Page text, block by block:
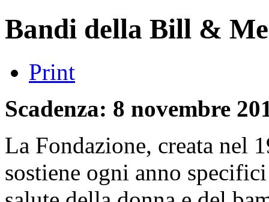
Bandi della Bill &
Print
Scadenza: 8 novembre
La Fondazione, creata nel
sostiene ogni anno